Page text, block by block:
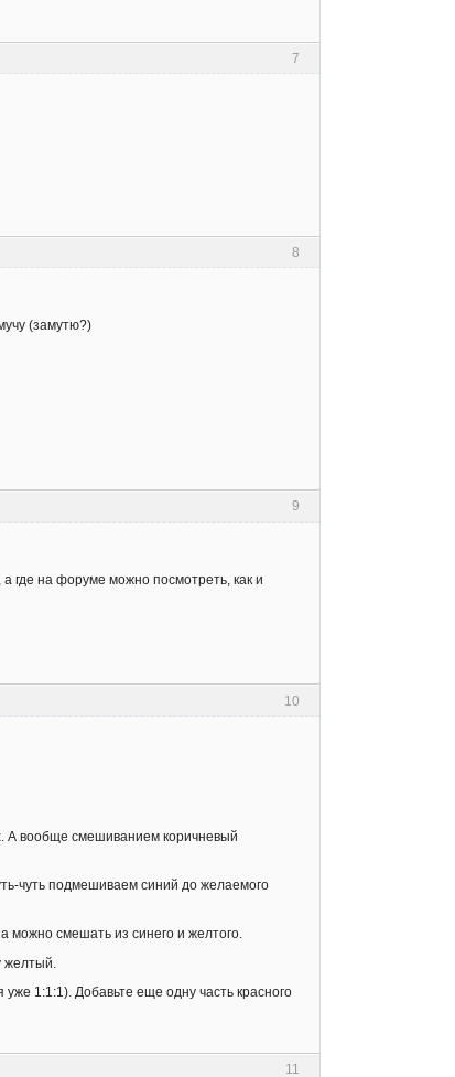
7
8
(замутю?)
9
где на форуме можно посмотреть, как и
10
А вообще смешиванием коричневый
чуть подмешиваем синий до желаемого
можно смешать из синего и желтого.
1:1:1). Добавьте еще одну часть красного
11